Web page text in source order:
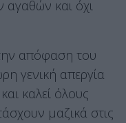
και όχι
απόφαση του
γενική απεργία
καλεί όλους
μαζικά στις